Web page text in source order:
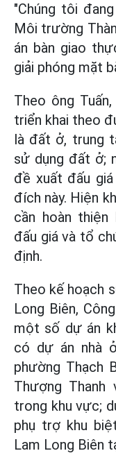
"Chúng tôi
Môi trường
án bàn giao
giải phóng mặt
Theo ông
triển khai theo
là đất ở, trung
sử dụng đất ở;
đề xuất đấu
đích này. Hiện
cần hoàn
đấu giá và tổ
định.
Theo kế hoạch
Long Biên,
một số dự án
có dự án nhà
phường Thạch
Thượng
trong khu vực;
phụ trợ khu
Lam Long Biên